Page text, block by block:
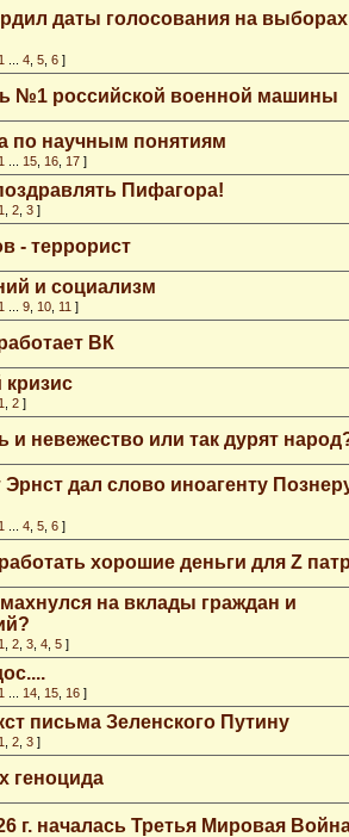
даты голосования на
1 4 5 6 ]
№1 российской военной машины
по научным понятиям
1 15 16 17 ]
Пифагора!
1 2 3 ]
- террорист
и социализм
1 9 10 11 ]
ВК
1 2 ]
и невежество или так дурят
Эрнст дал слово иноагенту
1 4 5 6 ]
хорошие деньги для Z
на вклады граждан и
1 2 3 4 5 ]
1 14 15 16 ]
письма Зеленского Путину
1 2 3 ]
геноцида
г. началась Третья Мировая